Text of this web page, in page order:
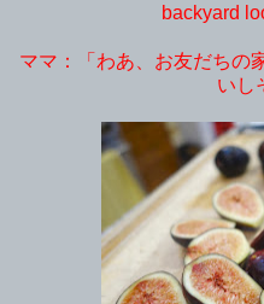
backyard
ママ：「わあ、お友だちの
いし